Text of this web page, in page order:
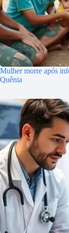
Mulher morre após
Quênia